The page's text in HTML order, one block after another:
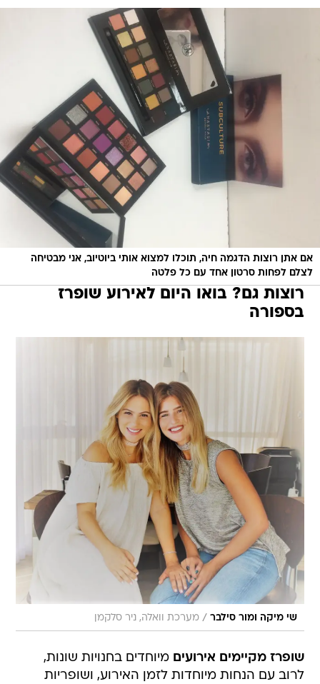
אם אתן רוצות הדגמה חיה, תוכלו למצוא אותי ביוטיוב, אני מבטיחה
לצלם לפחות סרטון אחד עם כל פלטה
רוצות גם? בואו היום לאירוע שופרז
בספורה
שי מיקה ומור סילבר / מערכת וואלה, ניר סלקמן
שופרז מקיימים אירועים מיוחדים בחנויות שונות,
לרוב עם הנחות מיוחדות לזמן האירוע, ושופריות